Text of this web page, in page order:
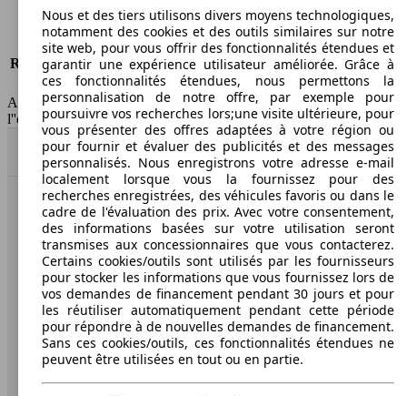
Tous risques
-
Risques partiels
-
Responsabilité civile -
HSN/TSN
n.c./n.c.
AutoScout24 France SAS décline toute responsabilité concernant
l''exactitude des indications fournies.
Haut
AutoScout24: la plus grande plateforme en ligne de
voitures en Europe
AutoScout24
A propos d'AutoScout24
Conditions d'utilisation
Nous et des tiers utilisons divers moyens technologiques,
notamment des cookies et des outils similaires sur notre
site web, pour vous offrir des fonctionnalités étendues et
garantir une expérience utilisateur améliorée. Grâce à
ces fonctionnalités étendues, nous permettons la
personnalisation de notre offre, par exemple pour
poursuivre vos recherches lors;une visite ultérieure, pour
vous présenter des offres adaptées à votre région ou
pour fournir et évaluer des publicités et des messages
personnalisés. Nous enregistrons votre adresse e-mail
localement lorsque vous la fournissez pour des
recherches enregistrées, des véhicules favoris ou dans le
cadre de l'évaluation des prix. Avec votre consentement,
des informations basées sur votre utilisation seront
transmises aux concessionnaires que vous contacterez.
Certains cookies/outils sont utilisés par les fournisseurs
pour stocker les informations que vous fournissez lors de
vos demandes de financement pendant 30 jours et pour
les réutiliser automatiquement pendant cette période
pour répondre à de nouvelles demandes de financement.
Sans ces cookies/outils, ces fonctionnalités étendues ne
peuvent être utilisées en tout ou en partie.